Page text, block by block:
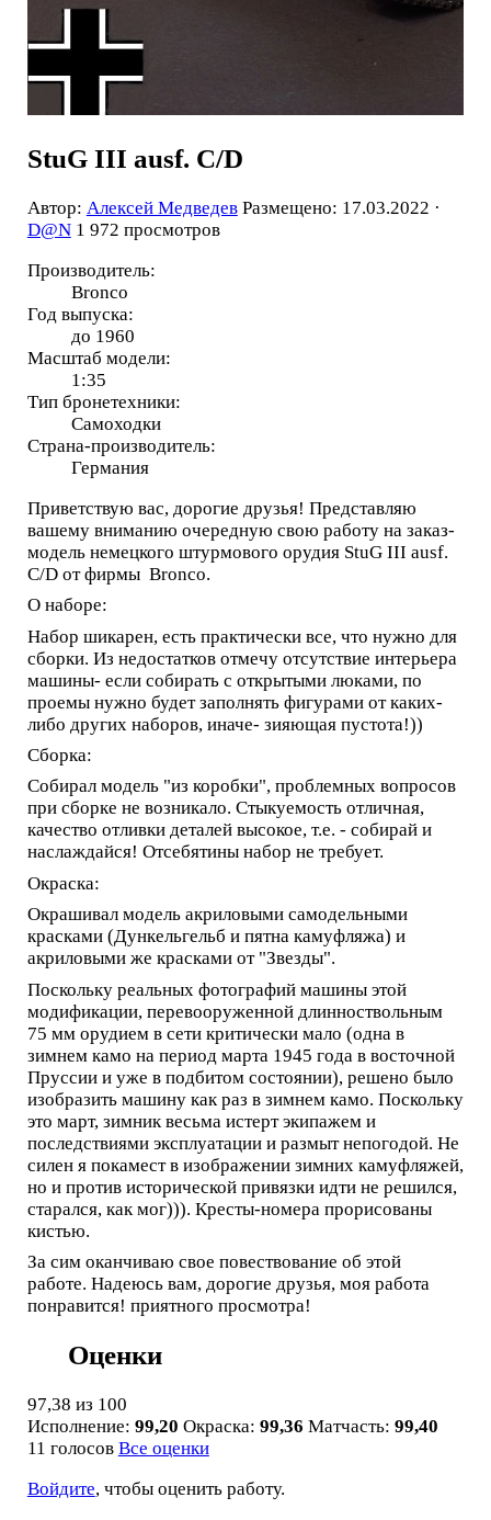
StuG III ausf. C/D
Автор: Алексей Медведев Размещено: 17.03.2022 ·
D@N 1 972 просмотров
Производитель:
Bronco
Год выпуска:
до 1960
Масштаб модели:
1:35
Тип бронетехники:
Самоходки
Страна-производитель:
Германия
Приветствую вас, дорогие друзья! Представляю
вашему вниманию очередную свою работу на заказ-
модель немецкого штурмового орудия StuG III ausf.
C/D от фирмы Bronco.
О наборе:
Набор шикарен, есть практически все, что нужно для
сборки. Из недостатков отмечу отсутствие интерьера
машины- если собирать с открытыми люками, по
проемы нужно будет заполнять фигурами от каких-
либо других наборов, иначе- зияющая пустота!))
Сборка:
Собирал модель "из коробки", проблемных вопросов
при сборке не возникало. Стыкуемость отличная,
качество отливки деталей высокое, т.е. - собирай и
наслаждайся! Отсебятины набор не требует.
Окраска:
Окрашивал модель акриловыми самодельными
красками (Дункельгельб и пятна камуфляжа) и
акриловыми же красками от "Звезды".
Поскольку реальных фотографий машины этой
модификации, перевооруженной длинноствольным
75 мм орудием в сети критически мало (одна в
зимнем камо на период марта 1945 года в восточной
Пруссии и уже в подбитом состоянии), решено было
изобразить машину как раз в зимнем камо. Поскольку
это март, зимник весьма истерт экипажем и
последствиями эксплуатации и размыт непогодой. Не
силен я покамест в изображении зимних камуфляжей,
но и против исторической привязки идти не решился,
старался, как мог))). Кресты-номера прорисованы
кистью.
За сим оканчиваю свое повествование об этой
работе. Надеюсь вам, дорогие друзья, моя работа
понравится! приятного просмотра!
Оценки
97,38 из 100
Исполнение: 99,20 Окраска: 99,36 Матчасть: 99,40
11 голосов Все оценки
Войдите, чтобы оценить работу.